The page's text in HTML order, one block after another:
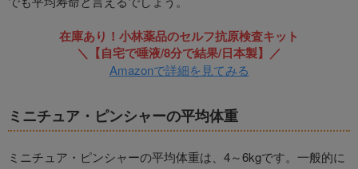
在庫あり！小林薬品のセルフ抗原検査キット
＼【自宅で唾液/8分で結果/日本製】／
Amazonで詳細を見てみる
ミニチュア・ピンシャーの平均体重
ミニチュア・ピンシャーの平均体重は、4～6kgです。一般的に